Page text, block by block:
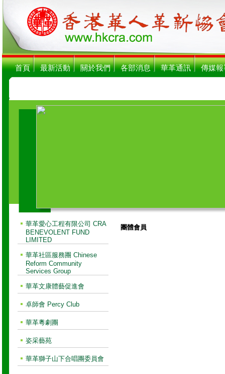
首頁 最新活動 關於我們 各部消息 華革通訊 傳媒報
華革愛心工程有限公司 CRA
BENEVOLENT FUND
LIMITED
華革社區服務團 Chinese
Reform Community
Services Group
華革文康體藝促進會
卓師會 Percy Club
華革粵劇團
姿采藝苑
華革獅子山下合唱團委員會
團體會員